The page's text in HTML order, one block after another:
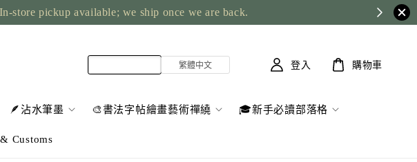
store pickup available; we ship once we are back.
🪶沾水筆墨 🎨書法字帖繪畫藝術禪繞 🎓新手必讀部落格
Customs
登入 購物車